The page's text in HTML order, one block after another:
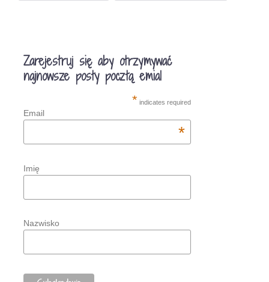
Zarejestruj się aby otrzymywać
najnowsze posty pocztą emial
* indicates required
Email
*
Imię
Nazwisko